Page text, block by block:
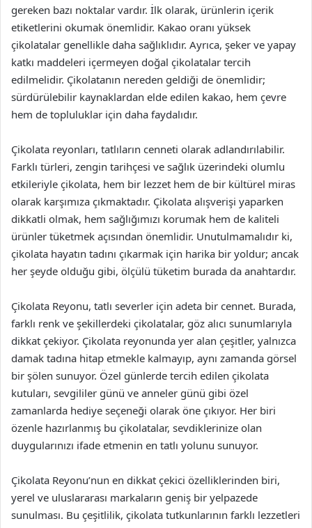
gereken bazı noktalar vardır. İlk olarak, ürünlerin içerik
etiketlerini okumak önemlidir. Kakao oranı yüksek
çikolatalar genellikle daha sağlıklıdır. Ayrıca, şeker ve yapay
katkı maddeleri içermeyen doğal çikolatalar tercih
edilmelidir. Çikolatanın nereden geldiği de önemlidir;
sürdürülebilir kaynaklardan elde edilen kakao, hem çevre
hem de topluluklar için daha faydalıdır.
Çikolata reyonları, tatlıların cenneti olarak adlandırılabilir.
Farklı türleri, zengin tarihçesi ve sağlık üzerindeki olumlu
etkileriyle çikolata, hem bir lezzet hem de bir kültürel miras
olarak karşımıza çıkmaktadır. Çikolata alışverişi yaparken
dikkatli olmak, hem sağlığımızı korumak hem de kaliteli
ürünler tüketmek açısından önemlidir. Unutulmamalıdır ki,
çikolata hayatın tadını çıkarmak için harika bir yoldur; ancak
her şeyde olduğu gibi, ölçülü tüketim burada da anahtardır.
Çikolata Reyonu, tatlı severler için adeta bir cennet. Burada,
farklı renk ve şekillerdeki çikolatalar, göz alıcı sunumlarıyla
dikkat çekiyor. Çikolata reyonunda yer alan çeşitler, yalnızca
damak tadına hitap etmekle kalmayıp, aynı zamanda görsel
bir şölen sunuyor. Özel günlerde tercih edilen çikolata
kutuları, sevgililer günü ve anneler günü gibi özel
zamanlarda hediye seçeneği olarak öne çıkıyor. Her biri
özenle hazırlanmış bu çikolatalar, sevdiklerinize olan
duygularınızı ifade etmenin en tatlı yolunu sunuyor.
Çikolata Reyonu’nun en dikkat çekici özelliklerinden biri,
yerel ve uluslararası markaların geniş bir yelpazede
sunulması. Bu çeşitlilik, çikolata tutkunlarının farklı lezzetleri